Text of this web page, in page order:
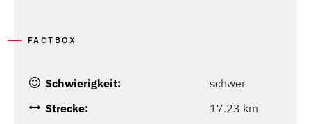
FACTBOX
Schwierigkeit:
schwer
Strecke:
17.23 km